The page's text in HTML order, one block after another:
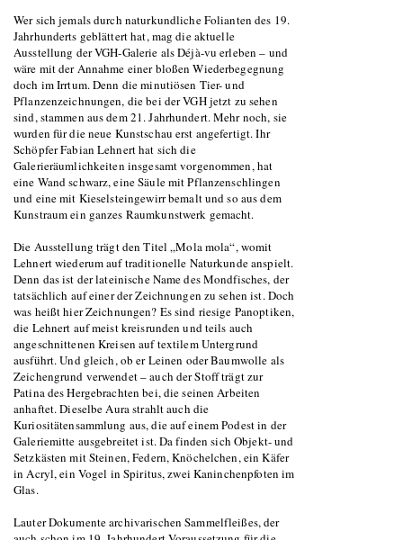
Wer sich jemals durch naturkundliche Folianten des 19.
Jahrhunderts geblättert hat, mag die aktuelle
Ausstellung der VGH-Galerie als Déjà-vu erleben – und
wäre mit der Annahme einer bloßen Wiederbegegnung
doch im Irrtum. Denn die minutiösen Tier- und
Pflanzenzeichnungen, die bei der VGH jetzt zu sehen
sind, stammen aus dem 21. Jahrhundert. Mehr noch, sie
wurden für die neue Kunstschau erst angefertigt. Ihr
Schöpfer Fabian Lehnert hat sich die
Galerieräumlichkeiten insgesamt vorgenommen, hat
eine Wand schwarz, eine Säule mit Pflanzenschlingen
und eine mit Kieselsteingewirr bemalt und so aus dem
Kunstraum ein ganzes Raumkunstwerk gemacht.
Die Ausstellung trägt den Titel „Mola mola“, womit
Lehnert wiederum auf traditionelle Naturkunde anspielt.
Denn das ist der lateinische Name des Mondfisches, der
tatsächlich auf einer der Zeichnungen zu sehen ist. Doch
was heißt hier Zeichnungen? Es sind riesige Panoptiken,
die Lehnert auf meist kreisrunden und teils auch
angeschnittenen Kreisen auf textilem Untergrund
ausführt. Und gleich, ob er Leinen oder Baumwolle als
Zeichengrund verwendet – auch der Stoff trägt zur
Patina des Hergebrachten bei, die seinen Arbeiten
anhaftet. Dieselbe Aura strahlt auch die
Kuriositätensammlung aus, die auf einem Podest in der
Galeriemitte ausgebreitet ist. Da finden sich Objekt- und
Setzkästen mit Steinen, Federn, Knöchelchen, ein Käfer
in Acryl, ein Vogel in Spiritus, zwei Kaninchenpfoten im
Glas.
Lauter Dokumente archivarischen Sammelfleißes, der